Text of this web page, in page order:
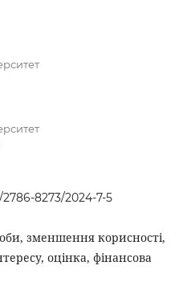
8273/2024-7-5
зменшення корисності,
оцінка, фінансова